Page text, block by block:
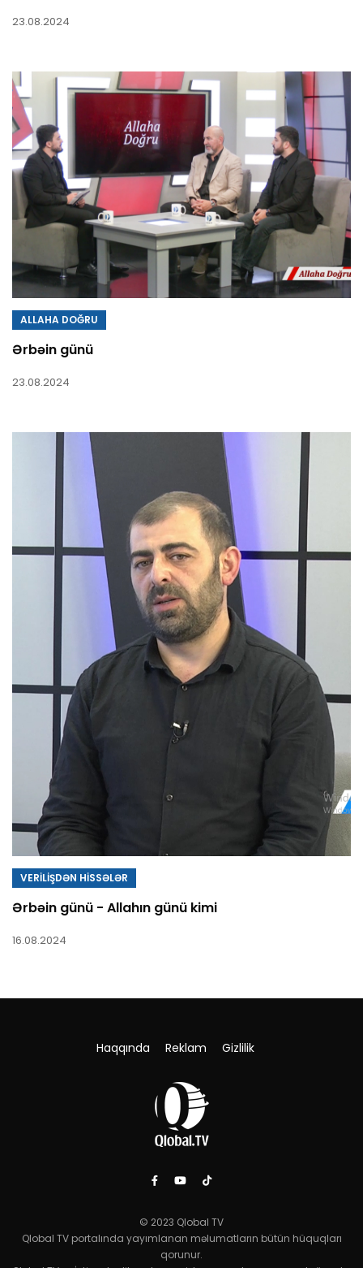
23.08.2024
ALLAHA DOĞRU
Ərbəin günü
23.08.2024
VERİLİŞDƏN HİSSƏLƏR
Ərbəin günü - Allahın günü kimi
16.08.2024
Haqqında Reklam Gizlilik
© 2023 Qlobal TV
Qlobal TV portalında yayımlanan məlumatların bütün hüquqları
qorunur.